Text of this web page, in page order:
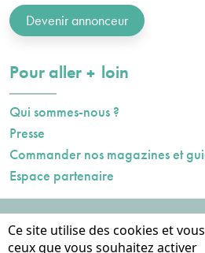
Devenir annonceur
Pour aller plusloin
Qui sommes-nous ?
Presse
Commander nos magazines et
Espace partenaire
Mentions
Données
Ce site utilise des cookies et
ceux que vous souhaitez activer